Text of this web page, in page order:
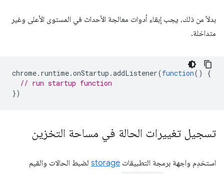
بدلاً من ذلك، يجب إبقاء أدوات معالجة الأحداث في المستوى الأعلى وغير
متداخلة.
chrome. runtime.onStartup .addListener(function()
{
// run startup function
})
تسجيل تغييرات الحالة في مساحة التخزين
استخدِم واجهة برمجة التطبيقات storage لضبط الحالات والقيم